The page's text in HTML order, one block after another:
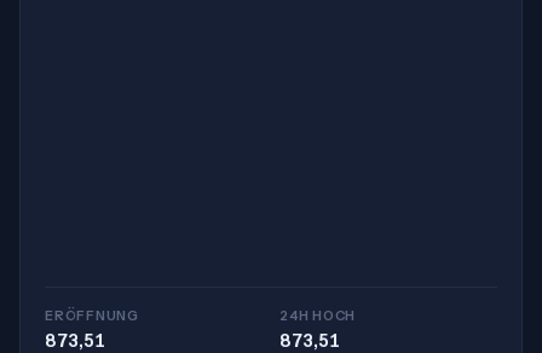
ERÖFFNUNG
873,51
24H HOCH
873,51